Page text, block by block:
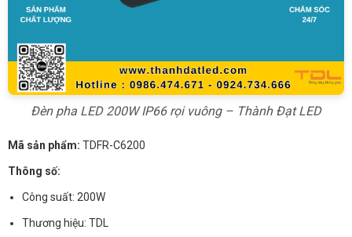
Đèn pha LED 200W IP66 rọi vuông – Thành Đạt LED
Mã sản phẩm: TDFR-C6200
Thông số:
Công suất: 200W
Thương hiệu: TDL